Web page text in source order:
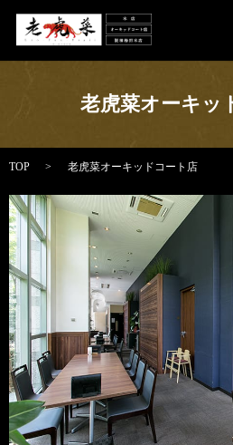
老虎菜オーキッ
TOP 老虎菜オーキッドコート店